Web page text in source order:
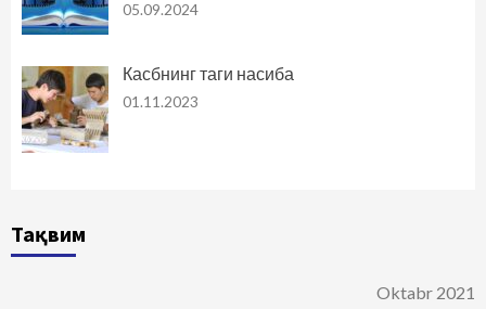
05.09.2024
Касбнинг таги насиба
01.11.2023
Тақвим
Oktabr 2021